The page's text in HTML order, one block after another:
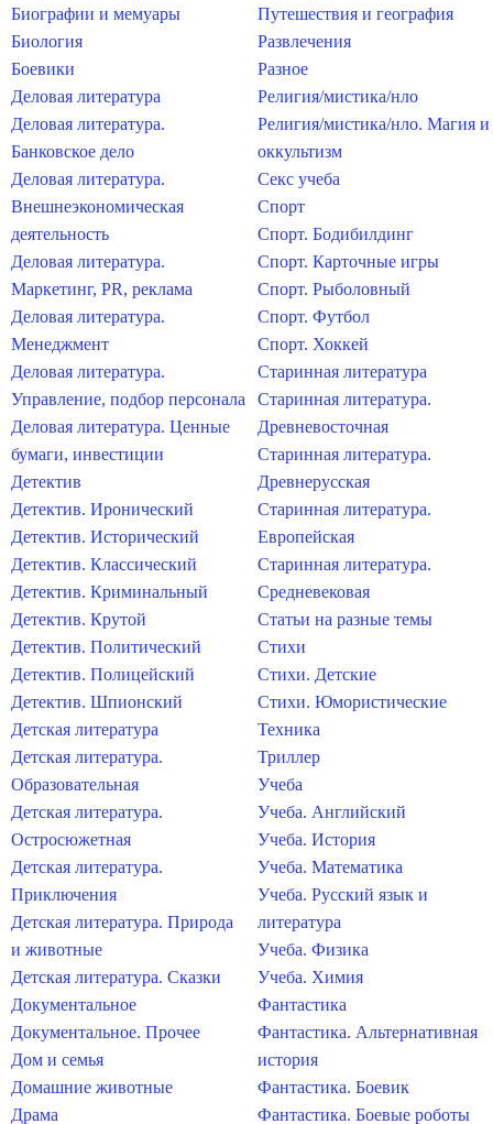
Биографии и мемуары
Биология
Боевики
Деловая литература
Деловая литература.
Банковское дело
Деловая литература.
Внешнеэкономическая
деятельность
Деловая литература.
Маркетинг, PR, реклама
Деловая литература.
Менеджмент
Деловая литература.
Управление, подбор персонала
Деловая литература. Ценные
бумаги, инвестиции
Детектив
Детектив. Иронический
Детектив. Исторический
Детектив. Классический
Детектив. Криминальный
Детектив. Крутой
Детектив. Политический
Детектив. Полицейский
Детектив. Шпионский
Детская литература
Детская литература.
Образовательная
Детская литература.
Остросюжетная
Детская литература.
Приключения
Детская литература. Природа
и животные
Детская литература. Сказки
Документальное
Документальное. Прочее
Дом и семья
Домашние животные
Драма
Путешествия и география
Развлечения
Разное
Религия/мистика/нло
Религия/мистика/нло. Магия и
оккультизм
Секс учеба
Спорт
Спорт. Бодибилдинг
Спорт. Карточные игры
Спорт. Рыболовный
Спорт. Футбол
Спорт. Хоккей
Старинная литература
Старинная литература.
Древневосточная
Старинная литература.
Древнерусская
Старинная литература.
Европейская
Старинная литература.
Средневековая
Статьи на разные темы
Стихи
Стихи. Детские
Стихи. Юмористические
Техника
Триллер
Учеба
Учеба. Английский
Учеба. История
Учеба. Математика
Учеба. Русский язык и
литература
Учеба. Физика
Учеба. Химия
Фантастика
Фантастика. Альтернативная
история
Фантастика. Боевик
Фантастика. Боевые роботы